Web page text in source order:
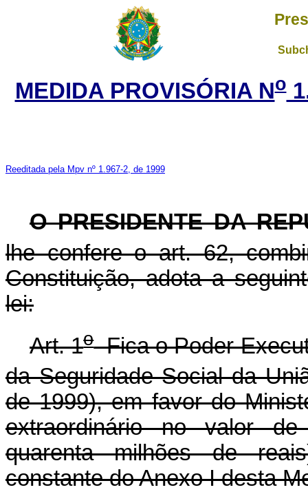
MEDIDA PROVISÓRIA No
Reeditada pela Mpv nº 1.967-2, de 1999
O PRESIDENTE DA
lhe confere o art. 62,
Constituição, adota a
lei:
Art. 1oFica o Poder
da Seguridade Social da
de 1999), em favor do
extraordinário no valor
quarenta milhões de
constante do Anexo I desta